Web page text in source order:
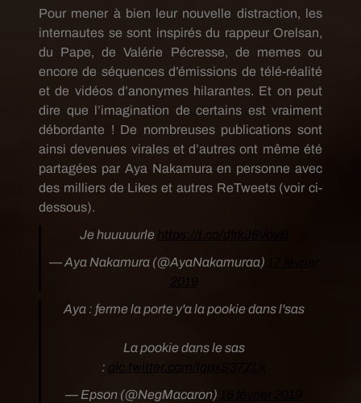
Pour mener à bien leur nouvelle distraction, les
internautes se sont inspirés du rappeur Orelsan,
du Pape, de Valérie
Pécresse, de memes ou
encore de séquences d’émissions de télé-réalité
et de vidéos d’anonymes hilarantes. Et on peut
dire que l’imagination de certains est vraiment
débordante ! De nombreuses publications sont
ainsi devenues virales et d’autres ont même été
partagées par Aya Nakamura en personne avec
des milliers de Likes et autres ReTweets (voir ci-
dessous).
Je huuuuurle https://t.co/dfrkJ6VovB
— Aya Nakamura (@AyaNakamuraa)
2019
Aya : ferme la porte y'a la pookie dans l'sas
La pookie dans le sas
: pic.twitter.com/lgpxS37ZLx
— Epson (@NegMacaron)